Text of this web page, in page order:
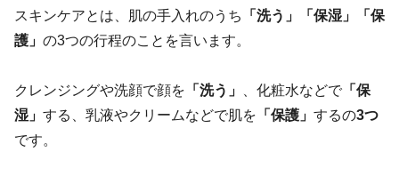
スキンケアとは、肌の手入れのうち
「洗う」「保湿」「保
護」 の3つの行程のことを言います。
クレンジングや洗顔で顔を 「洗う」 、化粧水などで 「保
湿」 する、乳液やクリームなどで肌を 「保護」 するの3つ
です。